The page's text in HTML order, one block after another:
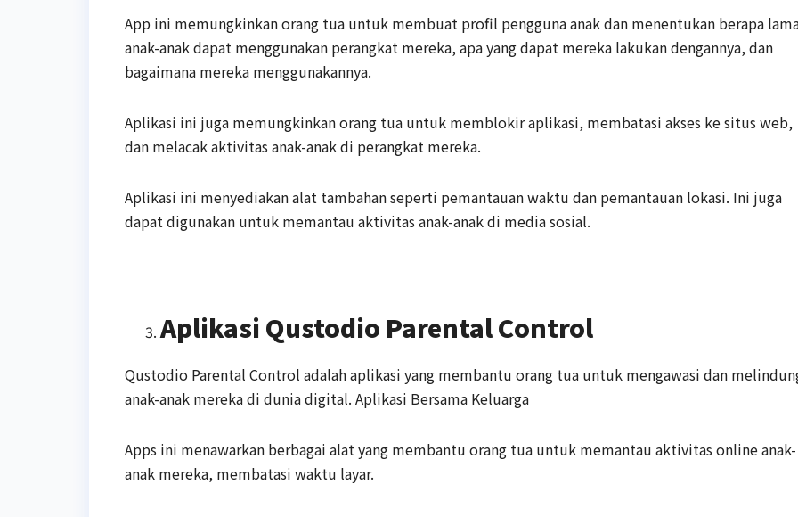
App ini memungkinkan orang tua untuk membuat profil pengguna anak dan menentukan berapa
anak-anak dapat menggunakan perangkat mereka, apa yang dapat mereka lakukan dengannya, dan
bagaimana mereka menggunakannya.
Aplikasi ini juga memungkinkan orang tua untuk memblokir aplikasi, membatasi akses ke situs web,
dan melacak aktivitas anak-anak di perangkat mereka.
Aplikasi ini menyediakan alat tambahan seperti pemantauan waktu dan pemantauan lokasi. Ini juga
dapat digunakan untuk memantau aktivitas anak-anak di media sosial.
Aplikasi Qustodio Parental Control
Qustodio Parental Control adalah aplikasi yang membantu orang tua untuk mengawasi dan
anak-anak mereka di dunia digital. Aplikasi Bersama Keluarga
Apps ini menawarkan berbagai alat yang membantu orang tua untuk memantau aktivitas online anak-
anak mereka, membatasi waktu layar.